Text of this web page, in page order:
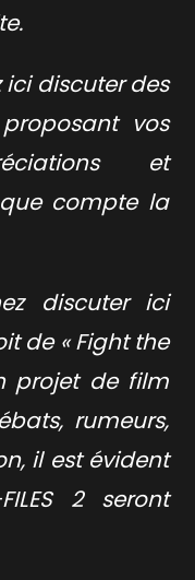
ici discuter des
vos
et
compte la
discuter ici
de « Fight the
projet de film
rumeurs,
il est évident
2 seront